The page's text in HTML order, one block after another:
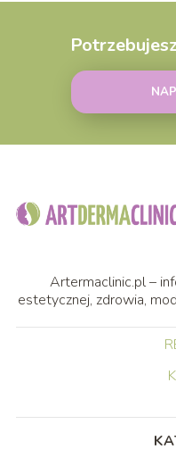
Artermaclinic.pl –
estetycznej, zdrowia,